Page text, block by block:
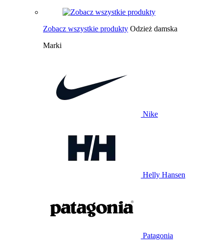
Zobacz wszystkie produkty Odzież damska
Marki
Nike
Helly Hansen
Patagonia